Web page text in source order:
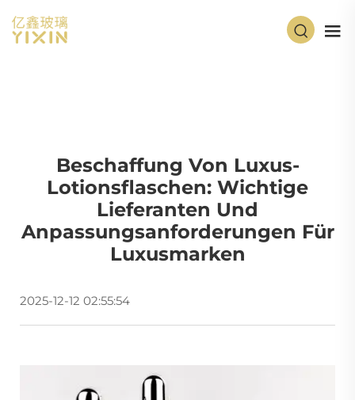
Beschaffung Von Luxus-
Lotionsflaschen: Wichtige
Lieferanten Und
Anpassungsanforderungen Für
Luxusmarken
2025-12-12 02:55:54